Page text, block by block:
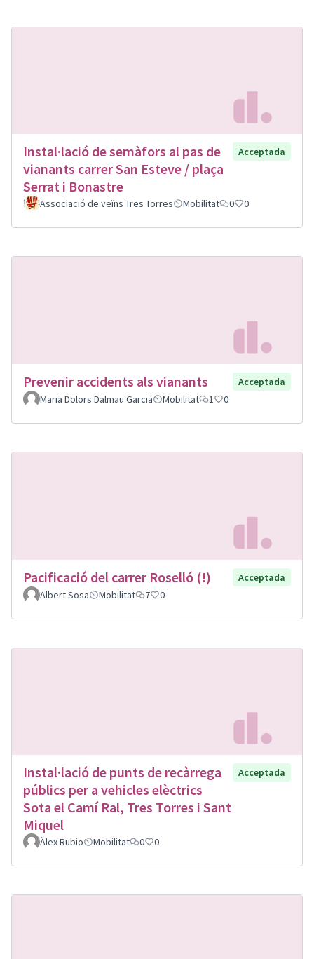
Instal·lació de semàfors al pas de
vianants carrer San Esteve / plaça
Serrat i Bonastre
Acceptada
Associació de veïns Tres Torres Mobilitat 0 0
Prevenir accidents als vianants
Acceptada
Maria Dolors Dalmau Garcia
Mobilitat 1 0
Pacificació del carrer Roselló (!)
Acceptada
Albert Sosa
Mobilitat 7 0
Instal·lació de punts de recàrrega
públics per a vehicles elèctrics
Sota el Camí Ral, Tres Torres i Sant
Miquel
Acceptada
Àlex Rubio Mobilitat 0 0